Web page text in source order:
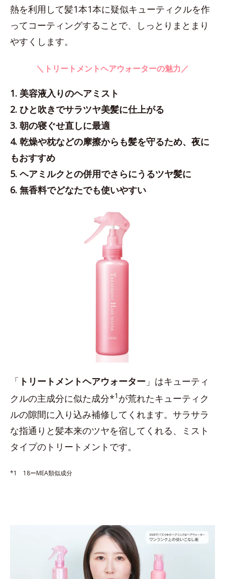
熱を利用して髪1本1本に疑似キューティクルを作
ってコーティングすることで、しっとりまとまり
やすくします。
＼トリートメントヘアウォーターの魅力／
1. 美容液入りのヘアミスト
2. ひと吹きでサラツヤ美髪に仕上がる
3. 朝の寝ぐせ直しに最適
4. 乾燥や枕などの摩擦からも髪を守るため、夜に
もおすすめ
5. ヘアミルクとの併用でさらにうるツヤ髪に
6. 無香料でどなたでも使いやすい
「 トリートメントヘアウォーター 」はキューティ
クルの主成分に似た成分*1 が荒れたキューティク
ルの隙間に入り込み補修してくれます。サラサラ
な指通りと髪本来のツヤを宿してくれる、ミスト
タイプのトリートメントです。
*1 18ーMEA類似成分